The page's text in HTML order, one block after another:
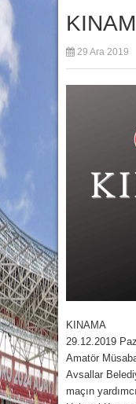
29 Ara 2019
KINAMA
29.12.2019
Amatör
Avsallar
maçın